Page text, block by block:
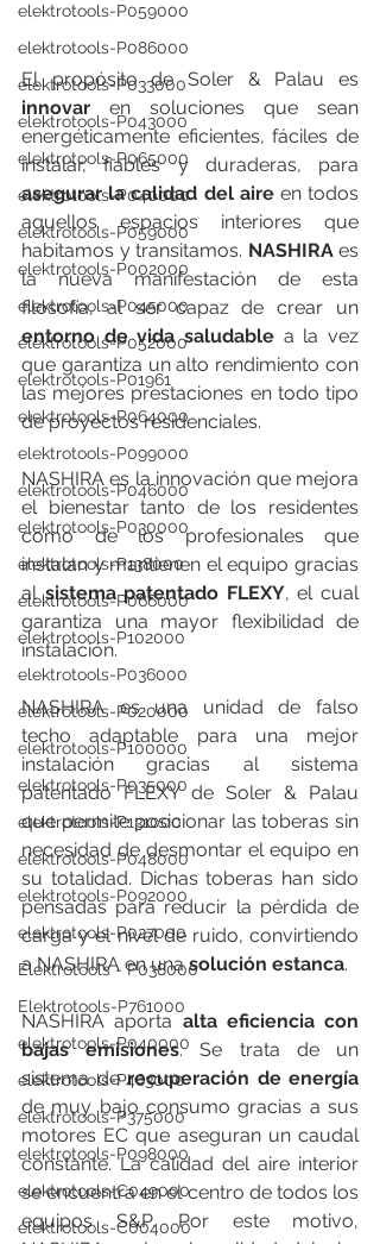
elektrotools-P059000
elektrotools-P086000
elektrotools-P033000
elektrotools-P043000
elektrotools-P065000
elektrotools-P040000
elektrotools-P059000
elektrotools-P002000
elektrotools-P045000
elektrotools-P052000
elektrotools-P01961
elektrotools-P064000
elektrotools-P099000
elektrotools-P046000
elektrotools-P030000
elektrotools-P138000
elektrotools-P066000
elektrotools-P102000
elektrotools-P036000
elektrotools-P020000
elektrotools-P100000
elektrotools-P035000
elektrotools-P131000
elektrotools-P048000
elektrotools-P092000
elektrotools-P027000
Elektrotools - P038000
Elektrotools-P761000
elektrotools-P040000
elektrotools-P463000
elektrotools-P375000
elektrotools-P098000
elektrotools-C049000
elektrotools-C004000
innovar en soluciones que sean
energéticamente eficientes, fáciles de
asegurar la calidad del aire en todos
aquellos espacios interiores que
habitamos y transitamos. NASHIRA es
la nueva manifestación de esta
entorno de vida saludable a la vez
que garantiza un alto rendimiento con
las mejores prestaciones en todo tipo
de proyectos residenciales.
NASHIRA es la innovación que mejora
el bienestar tanto de los residentes
como de los profesionales que
instalan y mantienen el equipo gracias
al sistema patentado FLEXY, el cual
garantiza una mayor flexibilidad de
instalación.
NASHIRA es una unidad de falso
techo adaptable para una mejor
instalación gracias al sistema
patentado FLEXY de Soler & Palau
que permite posicionar las toberas sin
necesidad de desmontar el equipo en
su totalidad. Dichas toberas han sido
pensadas para reducir la pérdida de
carga y el nivel de ruido, convirtiendo
a NASHIRA en una solución estanca.
NASHIRA aporta alta eficiencia con
bajas emisiones. Se trata de un
sistema de recuperación de energía
de muy bajo consumo gracias a sus
motores EC que aseguran un caudal
constante. La calidad del aire interior
se encuentra en el centro de todos los
equipos S&P. Por este motivo,